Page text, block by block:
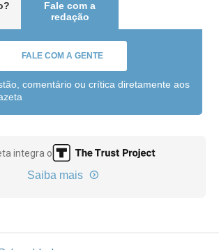
Fale com a
redação
FALE COM A GENTE
comentário ou crítica diretamente aos
integra o
Saiba mais